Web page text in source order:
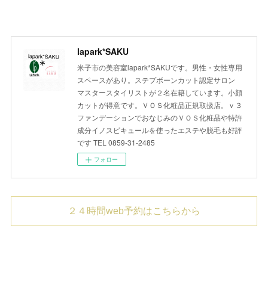
lapark*SAKU
米子市の美容室lapark*SAKUです。男性・女性専用
スペースがあり。ステプボーンカット認定サロン
マスタースタイリストが２名在籍しています。小顔
カットが得意です。ＶＯＳ化粧品正規取扱店。ｖ３
ファンデーションでおなじみのＶＯＳ化粧品や特許
成分イノスピキュールを使ったエステや脱毛も好評
です TEL 0859-31-2485
フォロー
２４時間web予約はこちらから